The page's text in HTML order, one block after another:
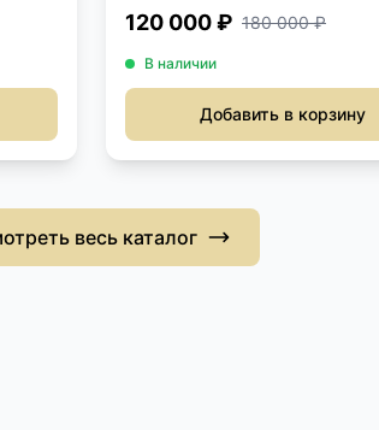
120 000 ₽ 180 000 ₽
В наличии
Добавить в корзину
весь каталог